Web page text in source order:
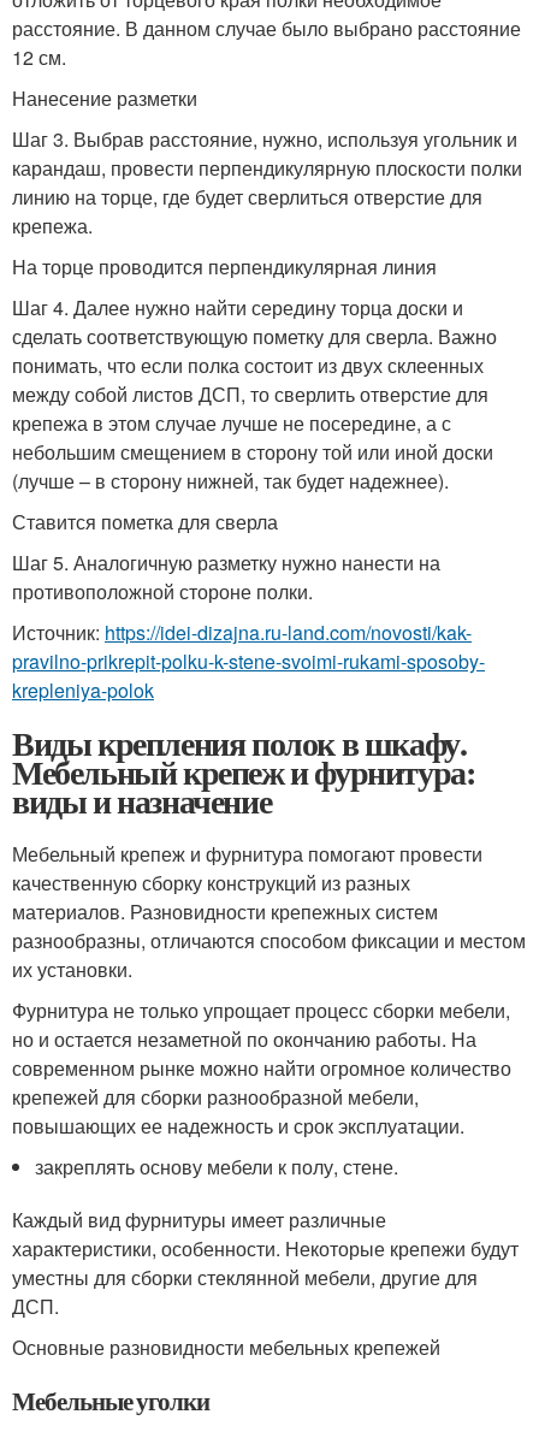
расстояние. В данном случае было выбрано расстояние
12 см.
Нанесение разметки
Шаг 3. Выбрав расстояние, нужно, используя угольник и
карандаш, провести перпендикулярную плоскости полки
линию на торце, где будет сверлиться отверстие для
крепежа.
На торце проводится перпендикулярная линия
Шаг 4. Далее нужно найти середину торца доски и
сделать соответствующую пометку для сверла. Важно
понимать, что если полка состоит из двух склеенных
между собой листов ДСП, то сверлить отверстие для
крепежа в этом случае лучше не посередине, а с
небольшим смещением в сторону той или иной доски
(лучше – в сторону нижней, так будет надежнее).
Ставится пометка для сверла
Шаг 5. Аналогичную разметку нужно нанести на
противоположной стороне полки.
Источник: https://idei-dizajna.ru-land.com/novosti/kak-
pravilno-prikrepit-polku-k-stene-svoimi-rukami-sposoby-
krepleniya-polok
Виды крепления полок в шкафу.
Мебельный крепеж и фурнитура:
виды и назначение
Мебельный крепеж и фурнитура помогают провести
качественную сборку конструкций из разных
материалов. Разновидности крепежных систем
разнообразны, отличаются способом фиксации и местом
их установки.
Фурнитура не только упрощает процесс сборки мебели,
но и остается незаметной по окончанию работы. На
современном рынке можно найти огромное количество
крепежей для сборки разнообразной мебели,
повышающих ее надежность и срок эксплуатации.
закреплять основу мебели к полу, стене.
Каждый вид фурнитуры имеет различные
характеристики, особенности. Некоторые крепежи будут
уместны для сборки стеклянной мебели, другие для
ДСП.
Основные разновидности мебельных крепежей
Мебельные уголки